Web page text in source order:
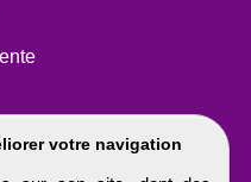
votre navigation